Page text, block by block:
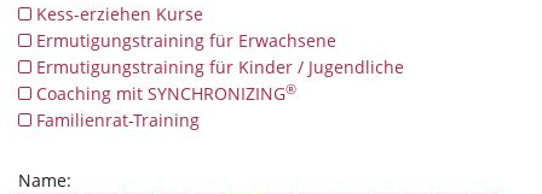
Kess-erziehen Kurse
Ermutigungstraining für Erwachsene
Ermutigungstraining für Kinder / Jugendliche
Coaching mit SYNCHRONIZING®
Familienrat-Training
Name: